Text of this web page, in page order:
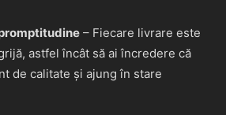
– Fiecare livrare este
astfel încât să ai încredere că
de calitate și ajung în stare